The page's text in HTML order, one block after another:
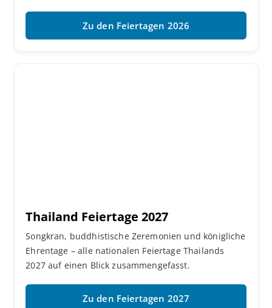
Zu den Feiertagen 2026
Thailand Feiertage 2027
Songkran, buddhistische Zeremonien und königliche
Ehrentage – alle nationalen Feiertage Thailands
2027 auf einen Blick zusammengefasst.
Zu den Feiertagen 2027